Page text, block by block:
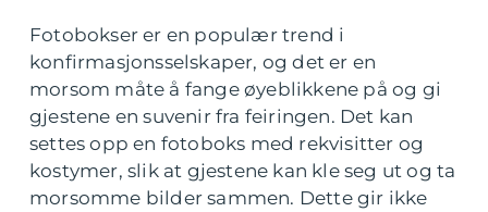
Fotobokser er en populær trend i
konfirmasjonsselskaper, og det er en
morsom måte å fange øyeblikkene på og gi
gjestene en suvenir fra feiringen. Det kan
settes opp en fotoboks med rekvisitter og
kostymer, slik at gjestene kan kle seg ut og ta
morsomme bilder sammen. Dette gir ikke